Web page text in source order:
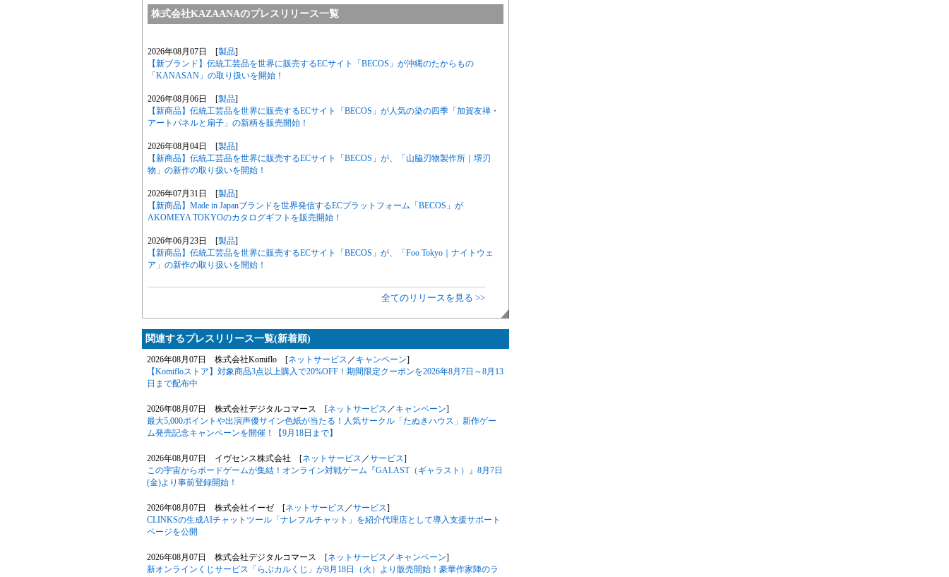
株式会社KAZAANAのプレスリリース一覧
2026年08月07日 [製品]
【新ブランド】伝統工芸品を世界に販売するECサイト「BECOS」が沖縄のたからもの
「KANASAN」の取り扱いを開始！
2026年08月06日 [製品]
【新商品】伝統工芸品を世界に販売するECサイト「BECOS」が人気の染の四季「加賀友禅・
アートパネルと扇子」の新柄を販売開始！
2026年08月04日 [製品]
【新商品】伝統工芸品を世界に販売するECサイト「BECOS」が、「山脇刃物製作所｜堺刃
物」の新作の取り扱いを開始！
2026年07月31日 [製品]
【新商品】Made in Japanブランドを世界発信するECプラットフォーム「BECOS」が
AKOMEYA TOKYOのカタログギフトを販売開始！
2026年06月23日 [製品]
【新商品】伝統工芸品を世界に販売するECサイト「BECOS」が、「Foo Tokyo｜ナイトウェ
ア」の新作の取り扱いを開始！
全てのリリースを見る >>
関連するプレスリリース一覧(新着順)
2026年08月07日 株式会社Komiflo [ネットサービス ／ キャンペーン]
【Komifloストア】対象商品3点以上購入で20%OFF！期間限定クーポンを2026年8月7日～8月13
日まで配布中
2026年08月07日 株式会社デジタルコマース [ネットサービス ／ キャンペーン]
最大5,000ポイントや出演声優サイン色紙が当たる！人気サークル「たぬきハウス」新作ゲー
ム発売記念キャンペーンを開催！【9月18日まで】
2026年08月07日 イヴセンス株式会社 [ネットサービス ／サービス]
この宇宙からボードゲームが集結！オンライン対戦ゲーム『GALAST（ギャラスト）』8月7日
(金)より事前登録開始！
2026年08月07日 株式会社イーゼ [ネットサービス ／サービス]
CLINKSの生成AIチャットツール「ナレフルチャット」を紹介代理店として導入支援サポート
ページを公開
2026年08月07日 株式会社デジタルコマース [ネットサービス ／ キャンペーン]
新オンラインくじサービス「らぶカルくじ」が8月18日（火）より販売開始！豪華作家陣のラ